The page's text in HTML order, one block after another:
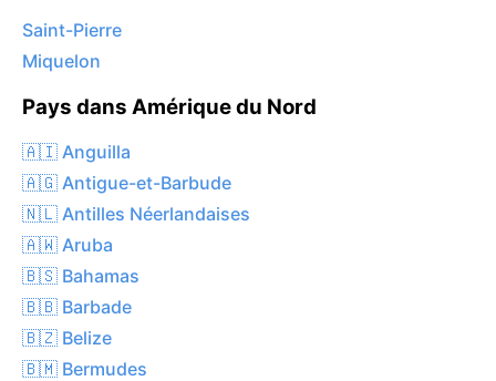
Saint-Pierre
Miquelon
Pays dans Amérique du Nord
🇦🇮 Anguilla
🇦🇬 Antigue-et-Barbude
🇳🇱 Antilles Néerlandaises
🇦🇼 Aruba
🇧🇸 Bahamas
🇧🇧 Barbade
🇧🇿 Belize
🇧🇲 Bermudes